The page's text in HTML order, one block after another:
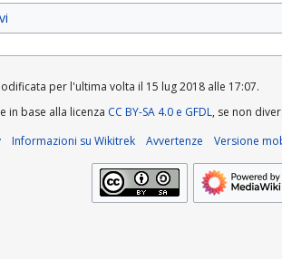
per l'ultima volta il 15 lug 2018 alle 17:07.
in base alla licenza CC BY-SA 4.0 e GFDL, se non
Informazioni su Wikitrek Avvertenze Versione